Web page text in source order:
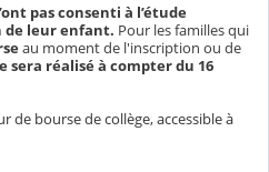
pas consenti à l’étude
de leur enfant. Pour les familles qui
au moment de l'inscription ou de
réalisé à compter du 16
de bourse de collège, accessible à